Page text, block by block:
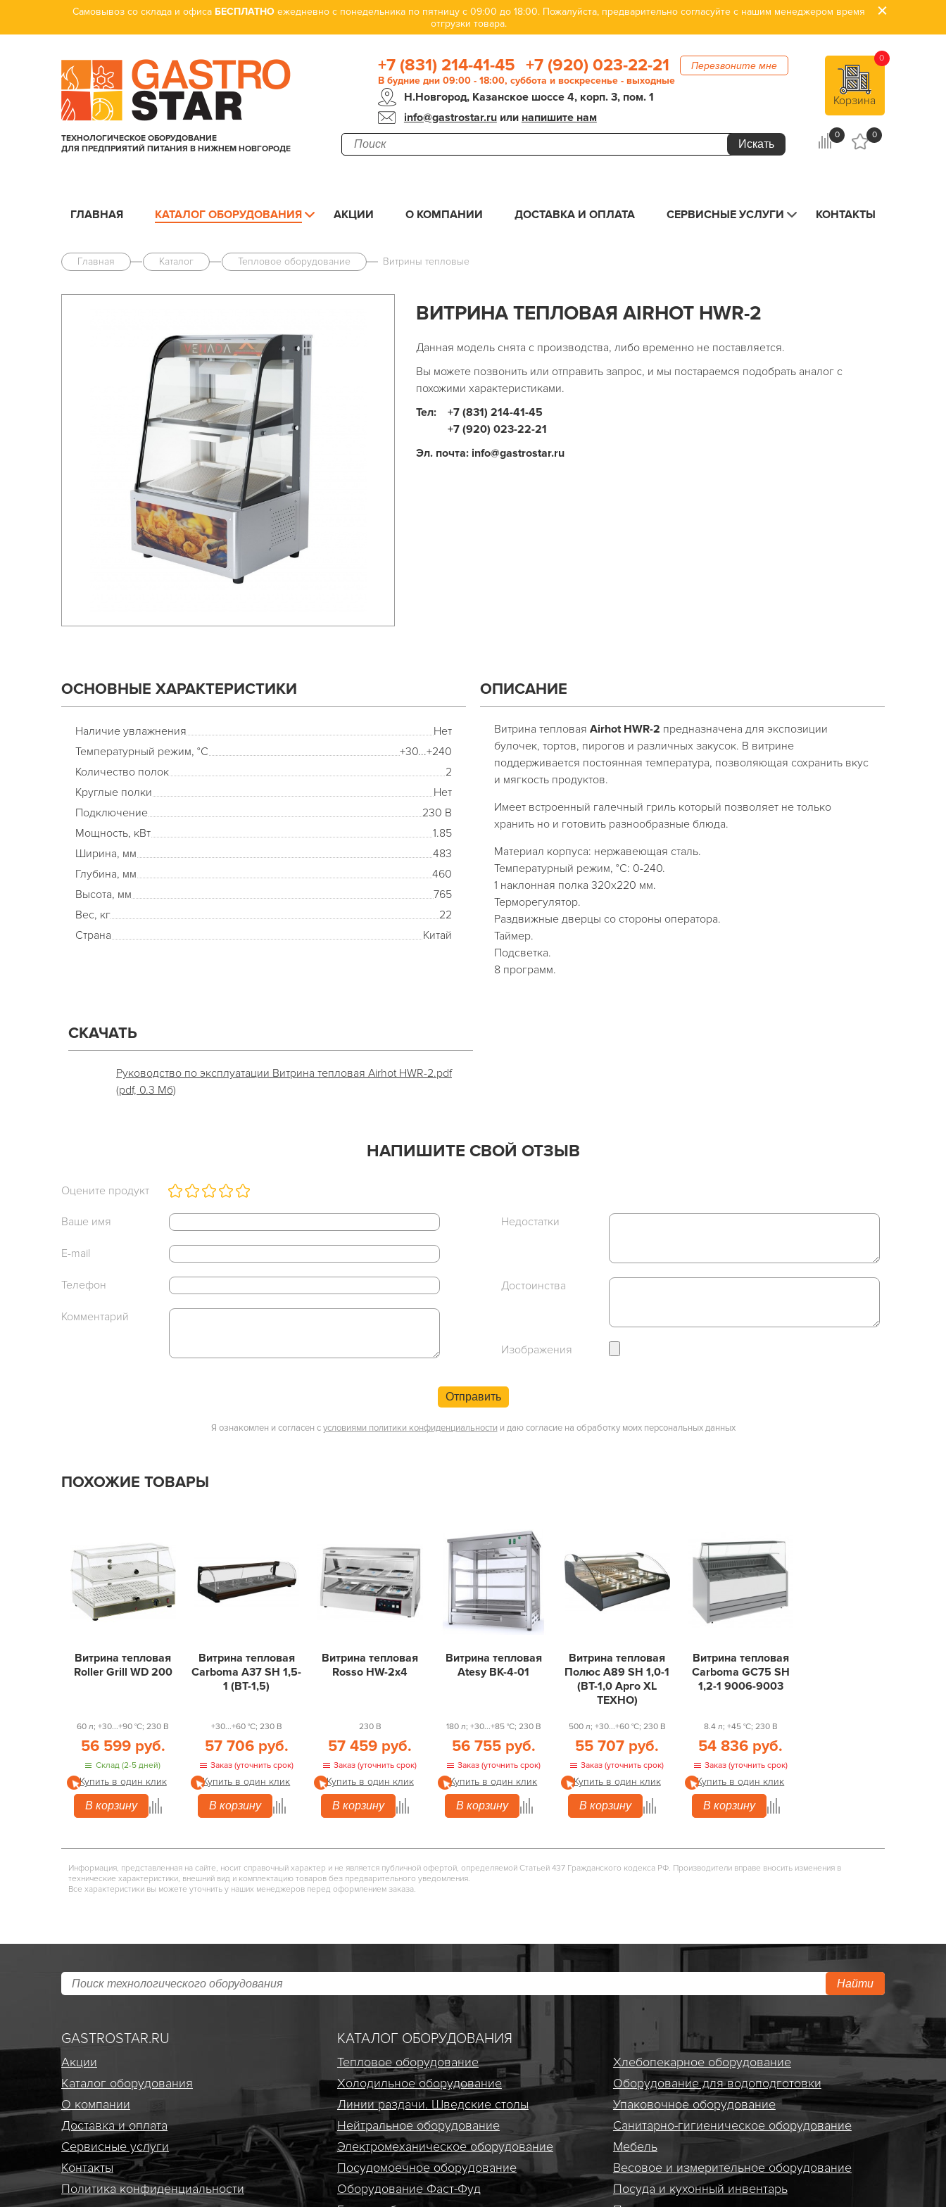
Самовывоз со склада и офиса БЕСПЛАТНО ежедневно с понедельника по пятницу с 09:00 до 18:00. Пожалуйста, предварительно согласуйте с нашим менеджером время
отгрузки товара.
ТЕХНОЛОГИЧЕСКОЕ ОБОРУДОВАНИЕ
ДЛЯ ПРЕДПРИЯТИЙ ПИТАНИЯ В НИЖНЕМ НОВГОРОДЕ
+7 (831) 214-41-45 +7 (920) 023-22-21 Перезвоните мне
В будние дни 09:00 - 18:00, суббота и воскресенье - выходные
Н.Новгород, Казанское шоссе 4, корп. 3, пом. 1
info@gastrostar.ruили напишите нам
Корзина
0
0 0
ГЛАВНАЯ КАТАЛОГ ОБОРУДОВАНИЯ АКЦИИ О КОМПАНИИ ДОСТАВКА И ОПЛАТА СЕРВИСНЫЕ УСЛУГИ КОНТАКТЫ
Главная Каталог Тепловое оборудование Витрины тепловые
ВИТРИНА ТЕПЛОВАЯ AIRHOT HWR-2
Данная модель снята с производства, либо временно не поставляется.
Вы можете позвонить или отправить запрос, и мы постараемся подобрать аналог с
похожими характеристиками.
Тел:
+7 (831) 214-41-45
+7 (920) 023-22-21
Эл. почта: info@gastrostar.ru
ОСНОВНЫЕ ХАРАКТЕРИСТИКИ
Наличие увлажнения
Нет
Температурный режим, °С
+30...+240
Количество полок
2
Круглые полки
Нет
Подключение
230 В
Мощность, кВт
1.85
Ширина, мм
483
Глубина, мм
460
Высота, мм
765
Вес, кг
22
Страна
Китай
ОПИСАНИЕ
Витрина тепловая Airhot HWR-2 предназначена для экспозиции
булочек, тортов, пирогов и различных закусок. В витрине
поддерживается постоянная температура, позволяющая сохранить вкус
и мягкость продуктов.
Имеет встроенный галечный гриль который позволяет не только
хранить но и готовить разнообразные блюда.
Материал корпуса: нержавеющая сталь.
Температурный режим, °С: 0-240.
1 наклонная полка 320x220 мм.
Терморегулятор.
Раздвижные дверцы со стороны оператора.
Таймер.
Подсветка.
8 программ.
СКАЧАТЬ
Руководство по эксплуатации Витрина тепловая Airhot HWR-2.pdf
(pdf, 0.3 Мб)
НАПИШИТЕ СВОЙ ОТЗЫВ
Оцените продукт
Ваше имя
E-mail
Телефон
Комментарий
Недостатки
Достоинства
Изображения
Отправить
Я ознакомлен и согласен сусловиями политики конфиденциальности и даю согласие на обработку моих персональных данных
ПОХОЖИЕ ТОВАРЫ
Витрина тепловая
Roller Grill WD 200
60 л; +30...+90 °С; 230 В
56 599 руб.
Склад (2-5 дней)
Купить в один клик
В корзину
Витрина тепловая
Carboma A37 SH 1,5-
1 (ВТ-1,5)
+30...+60 °С; 230 В
57 706 руб.
Заказ (уточнить срок)
Купить в один клик
В корзину
Витрина тепловая
Rosso HW-2x4
230 В
57 459 руб.
Заказ (уточнить срок)
Купить в один клик
В корзину
Витрина тепловая
Atesy ВК-4-01
180 л; +30...+85 °С; 230 В
56 755 руб.
Заказ (уточнить срок)
Купить в один клик
В корзину
Витрина тепловая
Полюс А89 SH 1,0-1
(ВТ-1,0 Арго XL
ТЕХНО)
500 л; +30...+60 °С; 230 В
55 707 руб.
Заказ (уточнить срок)
Купить в один клик
В корзину
Витрина тепловая
Carboma GC75 SH
1,2-1 9006-9003
8.4 л; +45 °С; 230 В
54 836 руб.
Заказ (уточнить срок)
Купить в один клик
В корзину
Информация, представленная на сайте, носит справочный характер и не является публичной офертой, определяемой Статьей 437 Гражданского кодекса РФ. Производители вправе вносить изменения в
технические характеристики, внешний вид и комплектацию товаров без предварительного уведомления.
Все характеристики вы можете уточнить у наших менеджеров перед оформлением заказа.
Найти
GASTROSTAR.RU
Акции
Каталог оборудования
О компании
Доставка и оплата
Сервисные услуги
Контакты
Политика конфиденциальности
КАТАЛОГ ОБОРУДОВАНИЯ
Тепловое оборудование
Холодильное оборудование
Линии раздачи. Шведские столы
Нейтральное оборудование
Электро­механическое оборудование
Посудомоечное оборудование
Оборудование Фаст-Фуд
Хлебопекарное оборудование
Оборудование для водоподготовки
Упаковочное оборудование
Санитарно-гигиеническое оборудование
Мебель
Весовое и измерительное оборудование
Посуда и кухонный инвентарь